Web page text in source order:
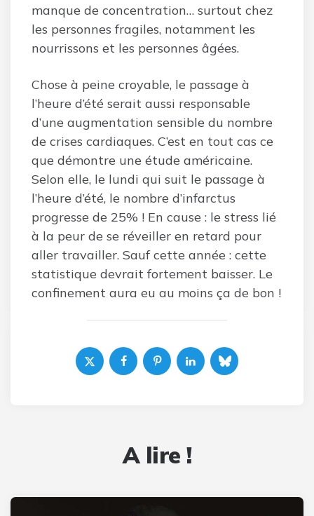
manque de concentration… surtout chez
les personnes fragiles, notamment les
nourrissons et les personnes âgées.
Chose à peine croyable, le passage à
l’heure d’été serait aussi responsable
d’une augmentation sensible du nombre
de crises cardiaques. C’est en tout cas ce
que démontre une étude américaine.
Selon elle, le lundi qui suit le passage à
l’heure d’été, le nombre d’infarctus
progresse de 25% ! En cause : le stress lié
à la peur de se réveiller en retard pour
aller travailler. Sauf cette année : cette
statistique devrait fortement baisser. Le
confinement aura eu au moins ça de bon !
A lire !